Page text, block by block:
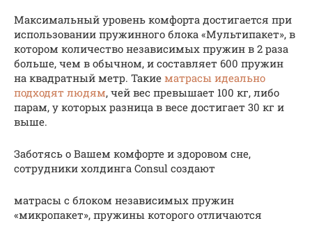
Максимальный уровень комфорта достигается при
использовании пружинного блока «Мультипакет», в
котором количество независимых пружин в 2 раза
больше, чем в обычном, и составляет 600 пружин
на квадратный метр. Такие матрасы идеально
подходят людям, чей вес превышает 100 кг, либо
парам, у которых разница в весе достигает 30 кг и
выше.
Заботясь о Вашем комфорте и здоровом сне,
сотрудники холдинга Consul создают
матрасы с блоком независимых пружин
«микропакет», пружины которого отличаются